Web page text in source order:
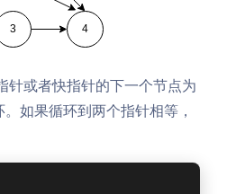
4
3
针或者快指针的下一个节点为
如果循环到两个指针相等，